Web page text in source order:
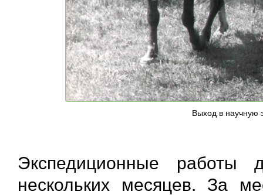
Выход в научную
Экспедиционные работы
нескольких месяцев. За